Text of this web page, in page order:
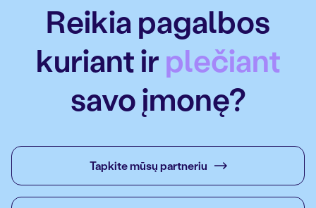
Reikia pagalbos
kuriant irplečiant
savo įmonę?
Tapkite mūsų partneriu